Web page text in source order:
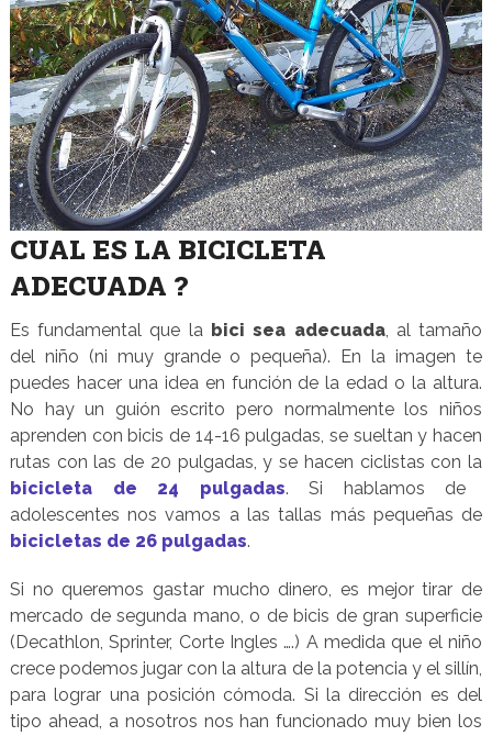
CUAL ES LA BICICLETA
ADECUADA ?
Es fundamental que la bici sea adecuada, al tamaño
del niño (ni muy grande o pequeña). En la imagen te
puedes hacer una idea en función de la edad o la altura.
No hay un guión escrito pero normalmente los niños
aprenden con bicis de 14-16 pulgadas, se sueltan y hacen
rutas con las de 20 pulgadas, y se hacen ciclistas con la
bicicleta de 24 pulgadas. Si hablamos de
adolescentes nos vamos a las tallas más pequeñas de
bicicletas de 26 pulgadas.
Si no queremos gastar mucho dinero, es mejor tirar de
mercado de segunda mano, o de bicis de gran superficie
(Decathlon, Sprinter, Corte Ingles ….) A medida que el niño
crece podemos jugar con la altura de la potencia y el sillín,
para lograr una posición cómoda. Si la dirección es del
tipo ahead, a nosotros nos han funcionado muy bien los